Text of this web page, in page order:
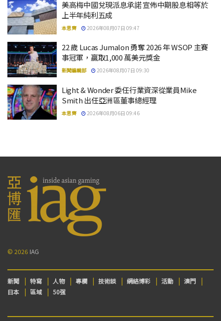
美高梅中國兌現派息承諾 宣佈中期股息相等於
上半年純利五成
本思齊 2026年08月07日 09:47
22 歲 Lucas Jumalon 勇奪 2026 年 WSOP 主賽
事冠軍，贏取1,000 萬美元獎金
新聞編輯部 2026年08月07日 09:30
Light & Wonder 委任行業資深從業員Mike
Smith 出任亞洲區董事總經理
本思齊 2026年08月06日 09:46
© 2026 IAG
新聞 特寫 人物 專欄 技術談 網絡博彩 活動
澳門
日本
區域 50强